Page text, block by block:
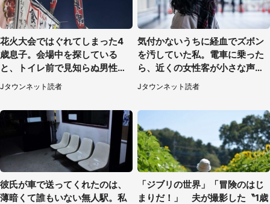
花火大会ではぐれてしまった4
歳息子。会場中を探している
と、トイレ前で見知らぬ男性に
（東京都・女性）
Jタウンネット読者
気付かないうちに経血でズボン
を汚していた私。電車に乗った
ら、近くの女性客が小さな声で
（千葉県・10代女性）
Jタウンネット読者
彼氏が車で送ってくれたのは、
薄暗くて誰もいない無人駅。私
「ジブリの世界」「冒険のはじ
まりだ！」 夫が撮影した〝1歳